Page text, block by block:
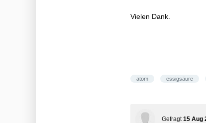
Vielen Dank.
atom essigsäure
Gefragt 15 Aug